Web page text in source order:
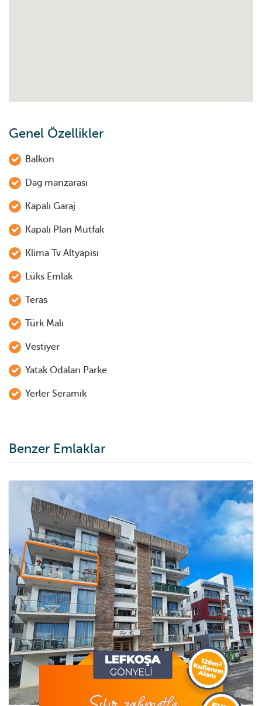
Genel Özellikler
Balkon
Dag manzarası
Kapalı Garaj
Kapalı Plan Mutfak
Klima Tv Altyapısı
Lüks Emlak
Teras
Türk Malı
Vestiyer
Yatak Odaları Parke
Yerler Seramik
Benzer Emlaklar